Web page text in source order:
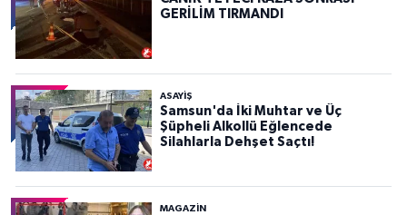
GERİLİM TIRMANDI
ASAYIŞ
Samsun'da İki Muhtar ve Üç
Şüpheli Alkollü Eğlencede
Silahlarla Dehşet Saçtı!
MAGAZİN